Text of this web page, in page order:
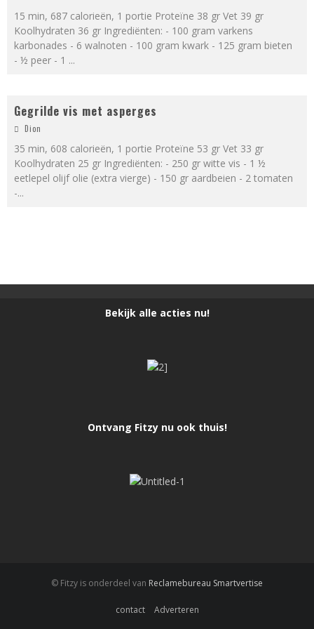
15 min, 687 calorieën, 1 portie Proteïne 38 gr Vet 39 gr
Koolhydraten 36 gr Ingrediënten: - 100 gram varkens
karbonades - 6 walnoten - 100 gram kwark - 125 gram bieten
- ½ peer - 1 ...
Gegrilde vis met asperges
Dion
35 min, 608 calorieën, 1 portie Proteïne 53 gr Vet 33 gr
Koolhydraten 25 gr Ingrediënten: - 250 gr witte vis - 1 ½
eetlepel olijf olie (extra vierge) - 150 gr aardbeien - 2 tomaten
-...
Bekijk alle acties nu!
Ontvang Fitzy nu ook thuis!
© Fitzy is onderdeel van Reclamebureau Smartvertise
contact Adverteren